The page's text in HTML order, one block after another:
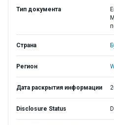
Тип документа
Страна
Регион
Дата раскрытия информации
Disclosure Status